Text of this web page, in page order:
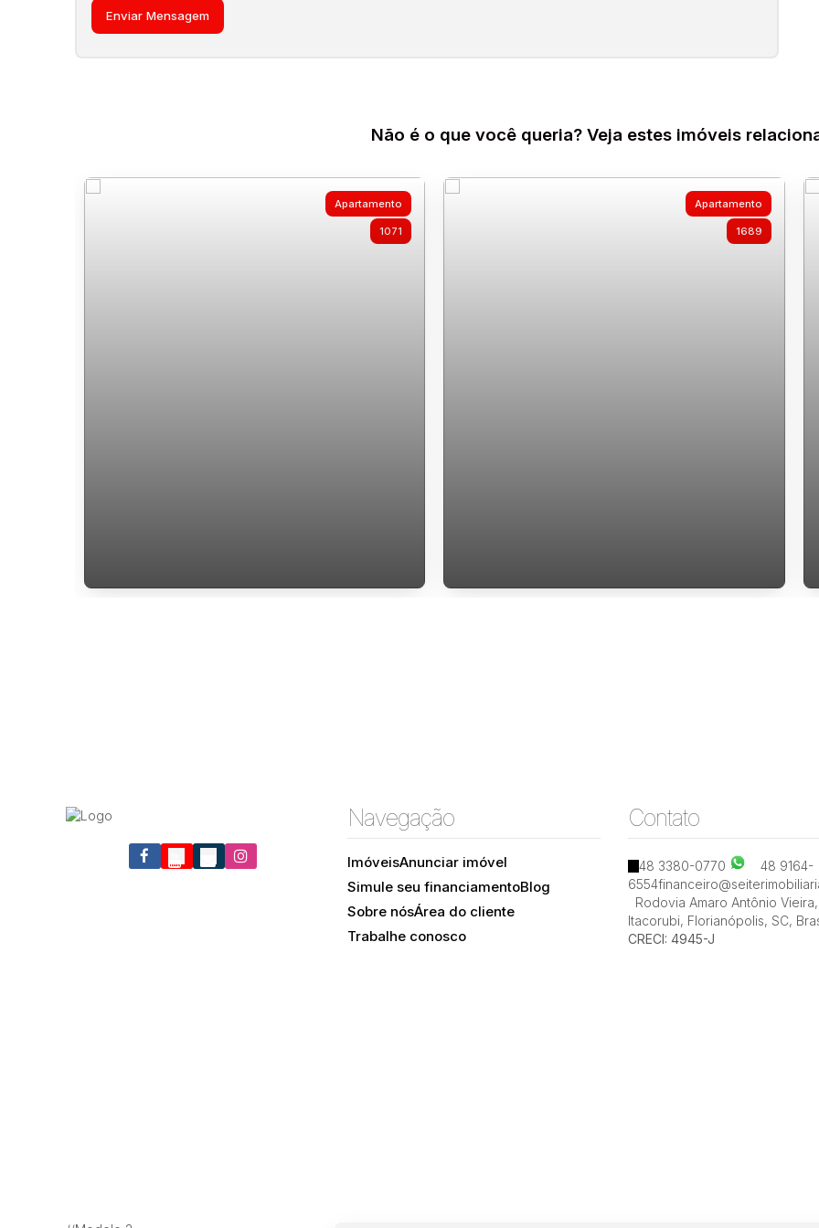
Não é o que você queria? Veja estes imóveis
Apartamento
1071
Itacorubi, Florianópolis, Santa Catarina, Brasil
Apartamento
1689
Itacorubi, Florianópolis, Santa Catarina, Brasil
Navegação
ImóveisAnunciar imóvel
Simule seu financiamentoBlog
Sobre nósÁrea do cliente
Trabalhe conosco
Contato
48 3380-0770
48 9164-
6554
Rodovia Amaro Antônio Vieira,
Itacorubi, Florianópolis, SC,
CRECI: 4945-J